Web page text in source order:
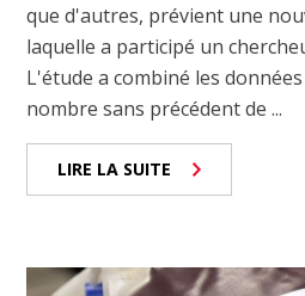
que d'autres, prévient une
laquelle a participé un
L'étude a combiné les
nombre sans précédent de ...
LIRE LA SUITE